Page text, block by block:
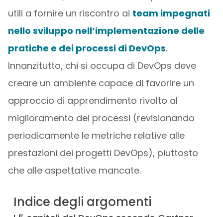
utili a fornire un riscontro ai team impegnati
nello sviluppo nell’implementazione delle
pratiche e dei processi di DevOps.
Innanzitutto, chi si occupa di DevOps deve
creare un ambiente capace di favorire un
approccio di apprendimento rivolto al
miglioramento dei processi (revisionando
periodicamente le metriche relative alle
prestazioni dei progetti DevOps), piuttosto
che alle aspettative mancate.
Indice degli argomenti